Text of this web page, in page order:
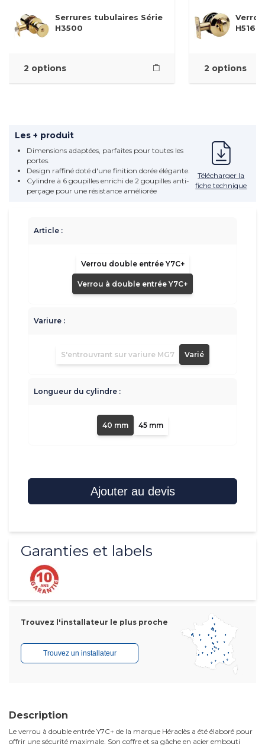
Serrures tubulaires Série
H3500
2 options
H516
2 options
Les + produit
Dimensions adaptées, parfaites pour toutes les
portes.
Design raffiné doté d'une finition dorée élégante.
Cylindre à 6 goupilles enrichi de 2 goupilles anti-
perçage pour une résistance améliorée
Télécharger la
fiche technique
Article :
Verrou double entrée Y7C+
Verrou à double entrée Y7C+
Variure :
S'entrouvrant sur variure MG7 Varié
Longueur du cylindre :
40 mm 45 mm
Ajouter au devis
Garanties et labels
Trouvez l'installateur le plus proche
Trouvez un installateur
Description
Le verrou à double entrée Y7C+ de la marque Héraclès a été élaboré pour
offrir une sécurité maximale. Son coffre et sa gâche en acier embouti